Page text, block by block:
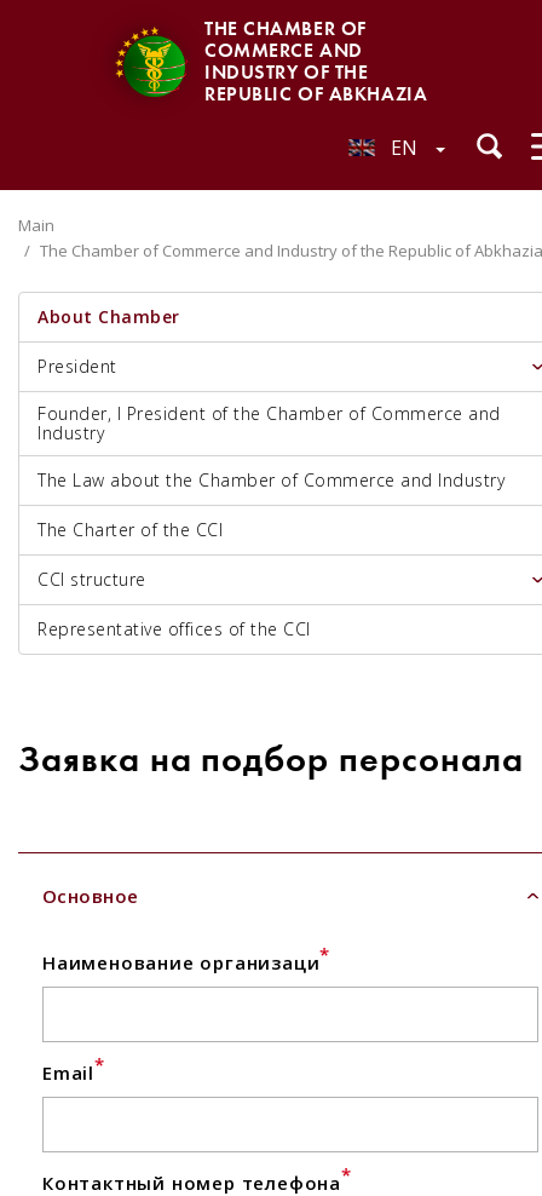
THE CHAMBER OF
COMMERCE AND
INDUSTRY OF THE
REPUBLIC OF ABKHAZIA
EN
Main
The Chamber of Commerce and Industry of the Republic of Abkhazia
About Chamber
President
Founder, I President of the Chamber of Commerce and
Industry
The Law about the Chamber of Commerce and Industry
The Charter of the CCI
CCI structure
Representative offices of the CCI
Заявка на подбор персонала
Основное
Наименование организаци*
Email*
Контактный номер телефона*